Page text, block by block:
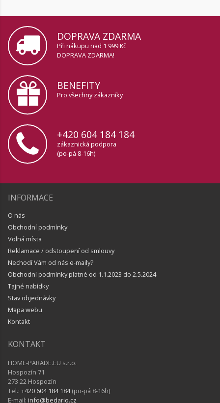
DOPRAVA ZDARMA
Při nákupu nad 1 999 Kč
DOPRAVA ZDARMA!
BENEFITY
Pro všechny zákazníky
+420 604 184 184
zákaznická podpora
(po-pá 8-16h)
INFORMACE
O nás
Obchodní podmínky
Volná místa
Reklamace / odstoupení od smlouvy
Nechodí Vám od nás e-maily?
Obchodní podmínky platné od 1.1.2023 do 2.5.2024
Tajné nabídky
Stav objednávky
Mapa webu
Kontakt
KONTAKT
HOME-PARADE.EU s.r.o.
Hospozín 71
273 22 Hospozín
Tel.: +420 604 184 184(po-pá 8-16h)
E-mail: info@bedario.cz